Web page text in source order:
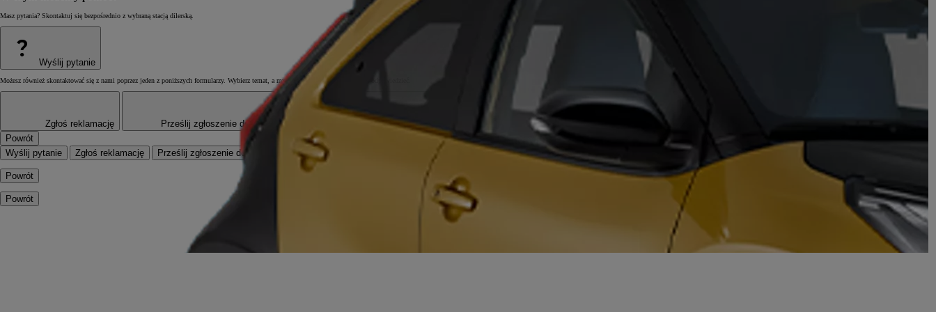
Masz pytania? Skontaktuj się bezpośrednio z wybraną stacją dilerską.
? Wyślij pytanie
Możesz również skontaktować się z nami poprzez jeden z poniższych formularzy. Wybierz temat, a my postaramy się jak najszybciej odpowiedzieć.
Zgłoś reklamację
Prześlij zgłoszenie dotyczące Twoich danych osobowych (RODO)
Powrót
Wyślij pytanie
Zgłoś reklamację Prześlij zgłoszenie dotyczące Twoich danych osobowych (RODO)
Powrót
Powrót